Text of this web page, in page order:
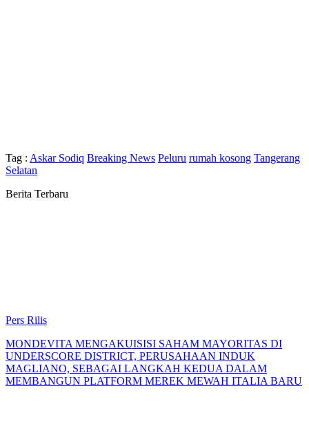
Tag : Askar Sodiq Breaking News Peluru rumah kosong Tangerang
Selatan
Berita Terbaru
Pers Rilis
MONDEVITA MENGAKUISISI SAHAM MAYORITAS DI
UNDERSCORE DISTRICT, PERUSAHAAN INDUK
MAGLIANO, SEBAGAI LANGKAH KEDUA DALAM
MEMBANGUN PLATFORM MEREK MEWAH ITALIA BARU